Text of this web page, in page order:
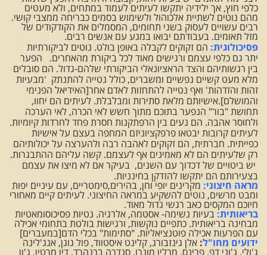
כלפי חוץ, אך ילידיה יתקשו לעיתים לעמוד במתחים, ולא מעטים
מהם נוטים לשתיית אלכוהול ולשימוש בסמים כבריחה ממצבי קושי.
רבים עשויים לעסוק בשני תחומים, המסמלים את הקודקודים של
מזל תאומים. בעבודתם יבואו במגע עם אנשים רבים.
פסיכולוגית: הם זקוקים לקבלה באופן בולט. נוטים לביקורתיות
יתר גם כלפי עצמם ורגישים מאוד לכל ביקורת מהאחרים. הפער
בין רגשותיהם והצד הראציונאלי הביקורתי שלהם-גדול. הם סובלים
מלא מעט קשיים נפשיים ומשברים, כולל נטייה להתנתק 'מבעיות
זהות והזדהות' ואף נטייה להתחזות לאדם אחר[האידיאל הפנימי
והמושלם].אישיותם מלאת סתירות ומבלבלת. לעיתים הם יחוו,
תחושת "בור" הנפער בתוכם מתוך חשש לאי הכרה, לאי הערכה
ולחוסר אהבה. הם נעים בין הרפתקנות חסרת פחד לחרדות קיומיות.
לעיתים קרובות יבטאו פרפקציוניזם המחפה בעצם על אישיות
כפייתית. חברתית, הם זקוקים לאהבה רבה ולהערצה על יכולותיהם
רק שלעיתים הם לא מאמינים אף לעצמם. קשה עליהם ההתבגרות.
יש ביטויים של דכדוך עם השנים, בעיקר אם לא מיצו את עצמם
בצעירותם הם יתקשו להזדקן בחינניות.
מראה חיצוני: מקרינים יופי וחן, בהירים,סימטריים, עם עיניים יפות
ומבט מרשים, נוטים להשקיע במראה החיצוני. לעיתים קיים מאחורי
חיוכם המקסים כאב רגשי גדול מאוד.
בריאותית: בעיות נשימה- אסטמה, אלרגיה. נטיות פסיכוסומאטיות
מבחינה בריאותית. כתפיים נוקשות, ורגישות בולטת בתחומי אכילה
עם הפרעות אכילה פוטנציאליות. "סתימות" בכלי הדם[במעברים]
ידועים מחו"ל: אלן גינזבורג, קלינט איסטווד, פול גוגן, אנג'לינה
ג'ולי, ג'וני דפ, פרינס, מרלין מונרו, סנדרה ברנהרד, דין מרטין, ג'ון